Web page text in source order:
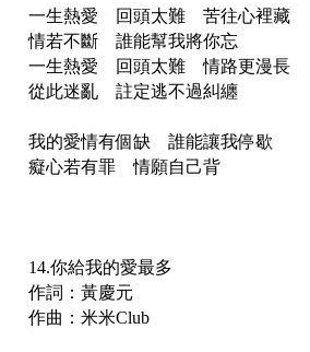
一生熱愛 回頭太難 苦往心裡藏
情若不斷 誰能幫我將你忘
一生熱愛 回頭太難 情路更漫長
從此迷亂 註定逃不過糾纏
我的愛情有個缺 誰能讓我停歇
癡心若有罪 情願自己背
14.你給我的愛最多
作詞：黃慶元
作曲：米米Club